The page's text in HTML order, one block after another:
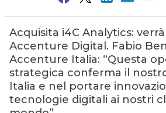
Acquisita i4C Analytics:
Accenture Digital. Fabio
Accenture Italia: “Questa
strategica conferma il
Italia e nel portare
tecnologie digitali ai nostri